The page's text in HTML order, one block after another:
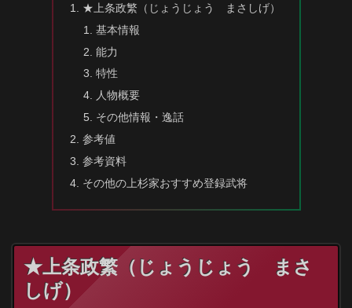
★上条政繁（じょうじょう まさしげ）
基本情報
能力
特性
人物概要
その他情報・逸話
参考値
参考資料
その他の上杉家おすすめ登録武将
★上条政繁（じょうじょう まさ
しげ）